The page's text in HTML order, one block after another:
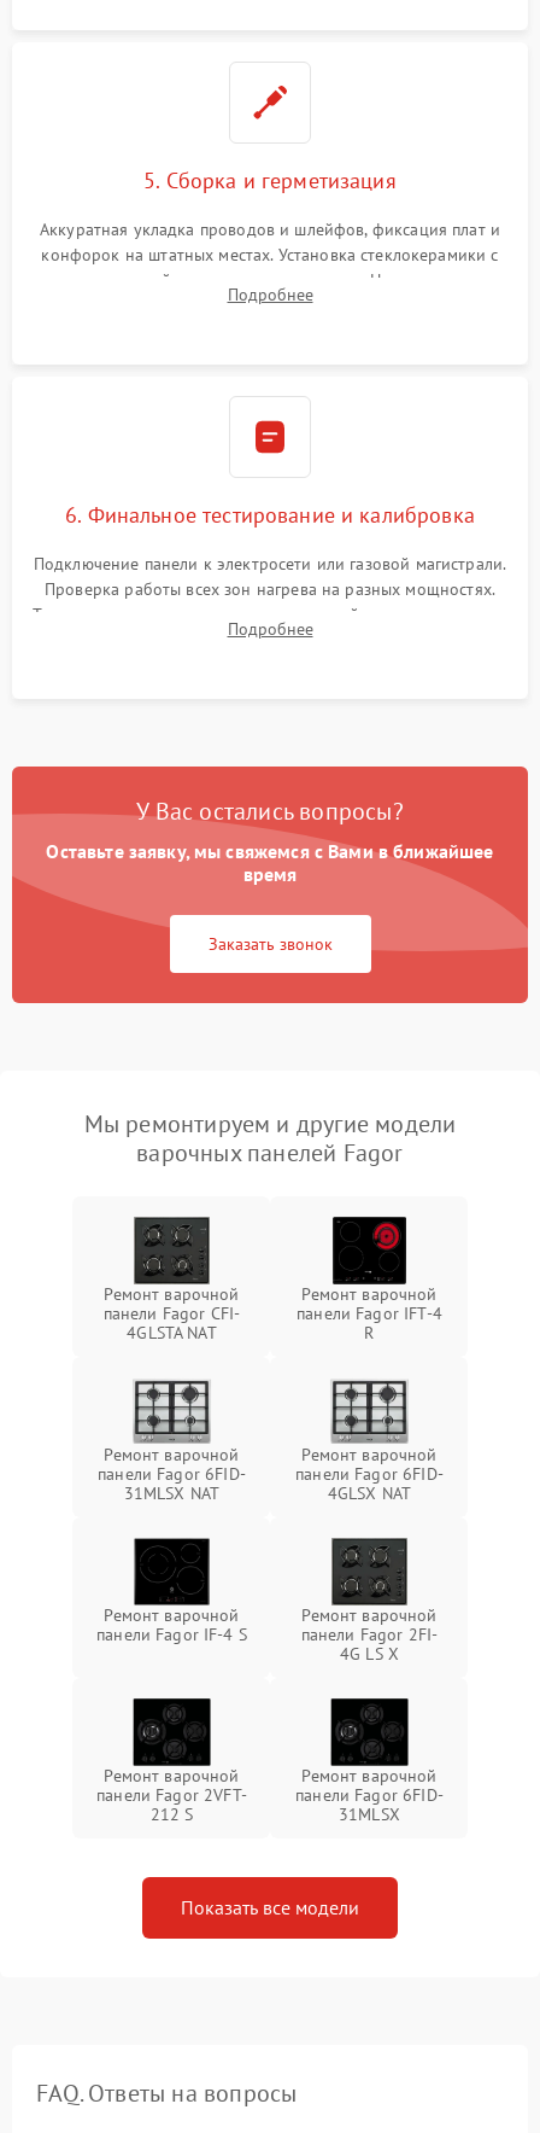
5. Сборка и герметизация
Аккуратная укладка проводов и шлейфов, фиксация плат и
конфорок на штатных местах. Установка стеклокерамики с
проверкой равномерности зазоров. Нанесение
термостойкого герметика или укладка уплотнительной
Подробнее
6. Финальное тестирование и калибровка
Подключение панели к электросети или газовой магистрали.
Проверка работы всех зон нагрева на разных мощностях.
Тестирование сенсорного управления, таймера, индикаторов
остаточного тепла и систем защиты от перегрева.
Подробнее
У Вас остались вопросы?
Оставьте заявку, мы свяжемся с Вами в ближайшее
время
Заказать звонок
Мы ремонтируем и другие модели
варочных панелей Fagor
Ремонт варочной
панели Fagor CFI-
4GLSTA NAT
Ремонт варочной
панели Fagor IFT-4
R
Ремонт варочной
панели Fagor 6FID-
31MLSX NAT
Ремонт варочной
панели Fagor 6FID-
4GLSX NAT
Ремонт варочной
панели Fagor IF-4 S
Ремонт варочной
панели Fagor 2FI-
4G LS X
Ремонт варочной
панели Fagor 2VFT-
212 S
Ремонт варочной
панели Fagor 6FID-
31MLSX
Показать все модели
FAQ. Ответы на вопросы